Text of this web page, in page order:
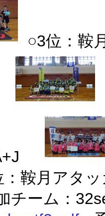
○3位：鞍
：鞍月アタ
チーム：